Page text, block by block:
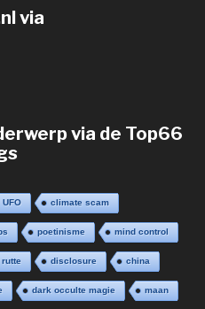
via
via de Top66
UFO climate scam
poetinisme mind control
disclosure china
dark occulte magie maan